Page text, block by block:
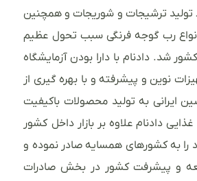
تولید ترشیجات و شوریجات و همچنین
رب گوجه فرنگی سبب تحول عظیم
شد. دادنام با دارا بودن آزمایشگاه
نوین و پیشرفته و با بهره گیری از
ایرانی به تولید محصولات باکیفیت
دادنام علاوه بر بازار داخل کشور
را به کشورهای همسایه صادر نموده و
و پیشرفت کشور در بخش صادرات